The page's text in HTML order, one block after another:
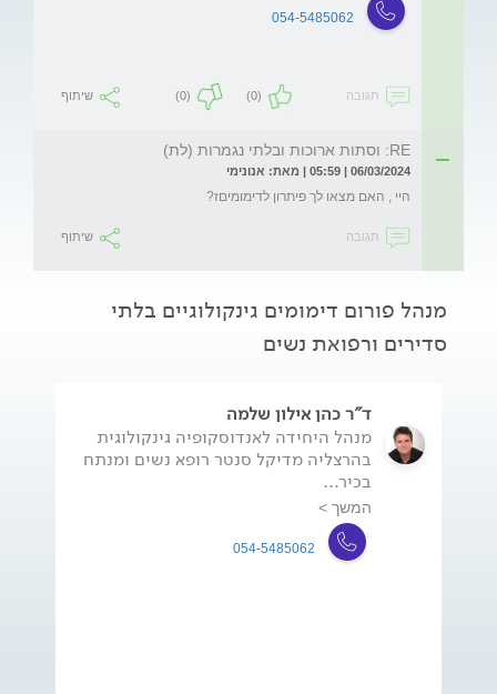
054-5485062
תגובה (0)
(0) שיתוף
RE: וסתות ארוכות ובלתי נגמרות (לת)
06/03/2024 | 05:59 | מאת: אנונימי
היי , האם מצאו לך פיתרון לדימומיםז?
תגובה שיתוף
מנהל פורום דימומים גינקולוגיים בלתי
סדירים ורפואת נשים
ד"ר כהן אילון שלמה
מנהל היחידה לאנדוסקופיה גינקולוגית
בהרצליה מדיקל סנטר רופא נשים ומנתח
בכיר...
המשך >
054-5485062